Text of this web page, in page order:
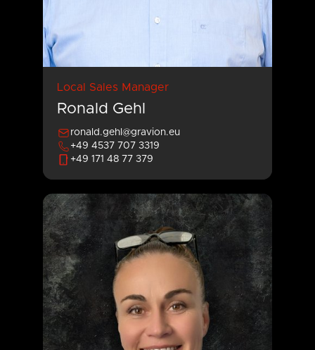
Local Sales Manager
Ronald Gehl
ronald.gehl@gravion.eu
+49 4537 707 3319
+49 171 48 77 379